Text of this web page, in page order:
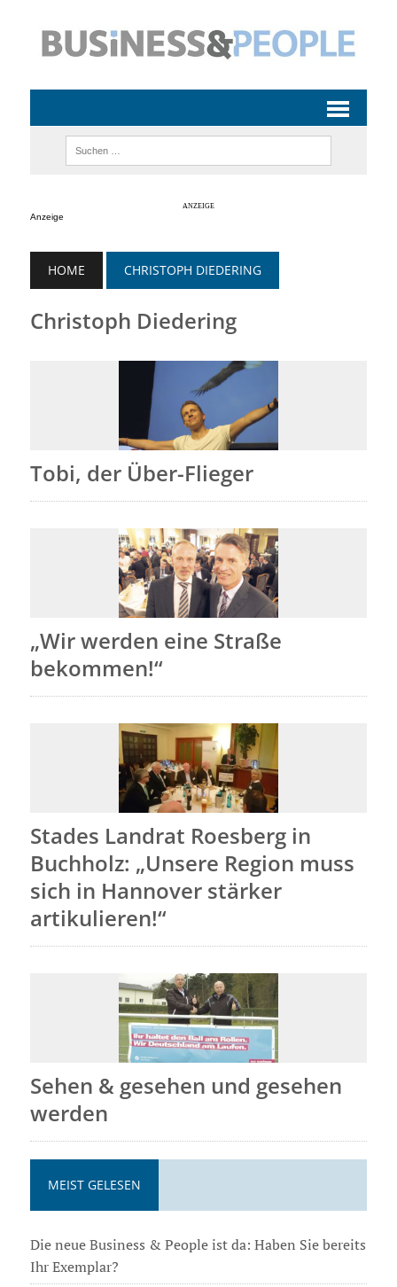
Anzeige
HOME CHRISTOPH DIEDERING
Christoph Diedering
Tobi, der Über-Flieger
„Wir werden eine Straße
bekommen!“
Stades Landrat Roesberg in
Buchholz: „Unsere Region muss
sich in Hannover stärker
artikulieren!“
Sehen & gesehen und gesehen
werden
MEIST GELESEN
Die neue Business & People ist da: Haben Sie bereits
Ihr Exemplar?